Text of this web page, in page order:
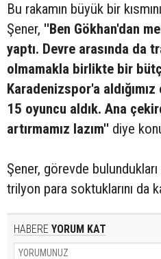
Bu rakamın büyük bir
Şener, ''Ben Gökhan'dan
yaptı. Devre arasında da
olmamakla birlikte bir
Karadenizspor'a
15 oyuncu aldık. Ana
artırmamız lazım'' diye
Şener, görevde
trilyon para soktuklarını da
HABERE YORUM KAT